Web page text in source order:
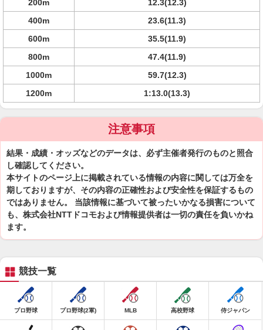
200m
12.3(12.3)
400m
23.6(11.3)
600m
35.5(11.9)
800m
47.4(11.9)
1000m
59.7(12.3)
1200m
1:13.0(13.3)
注意事項
結果・成績・オッズなどのデータは、必ず主催者発行のものと照合
し確認してください。
本サイトのページ上に掲載されている情報の内容に関しては万全を
期しておりますが、その内容の正確性および安全性を保証するもの
ではありません。 当該情報に基づいて被ったいかなる損害について
も、株式会社NTTドコモおよび情報提供者は一切の責任を負いかね
ます。
競技一覧
プロ野球 プロ野球(2軍) MLB 高校野球 侍ジャパン